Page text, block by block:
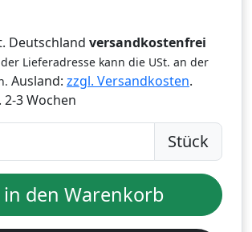
Deutschland versandkostenfrei
Lieferadresse kann die USt. an der
Ausland: zzgl. Versandkosten.
2-3 Wochen
Stück
in den Warenkorb